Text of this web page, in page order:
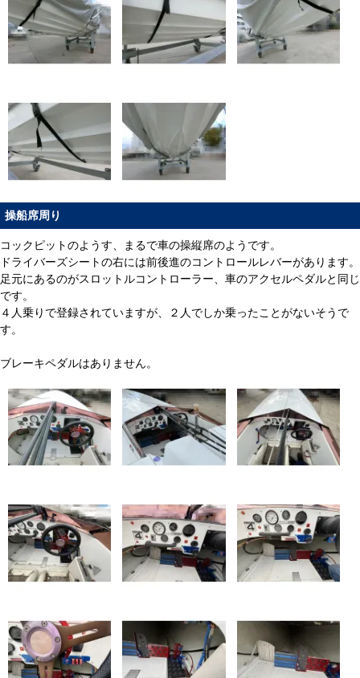
操船席周り
コックピットのようす、まるで車の操縦席のようです。
ドライバーズシートの右には前後進のコントロールレバーがあります。
足元にあるのがスロットルコントローラー、車のアクセルペダルと同じ
です。
４人乗りで登録されていますが、２人でしか乗ったことがないそうで
す。
ブレーキペダルはありません。